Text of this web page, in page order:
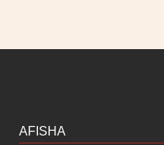
AFISHA